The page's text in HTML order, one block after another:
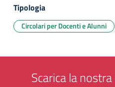
Tipologia
Circolari per Docenti e Alunni
Scarica la